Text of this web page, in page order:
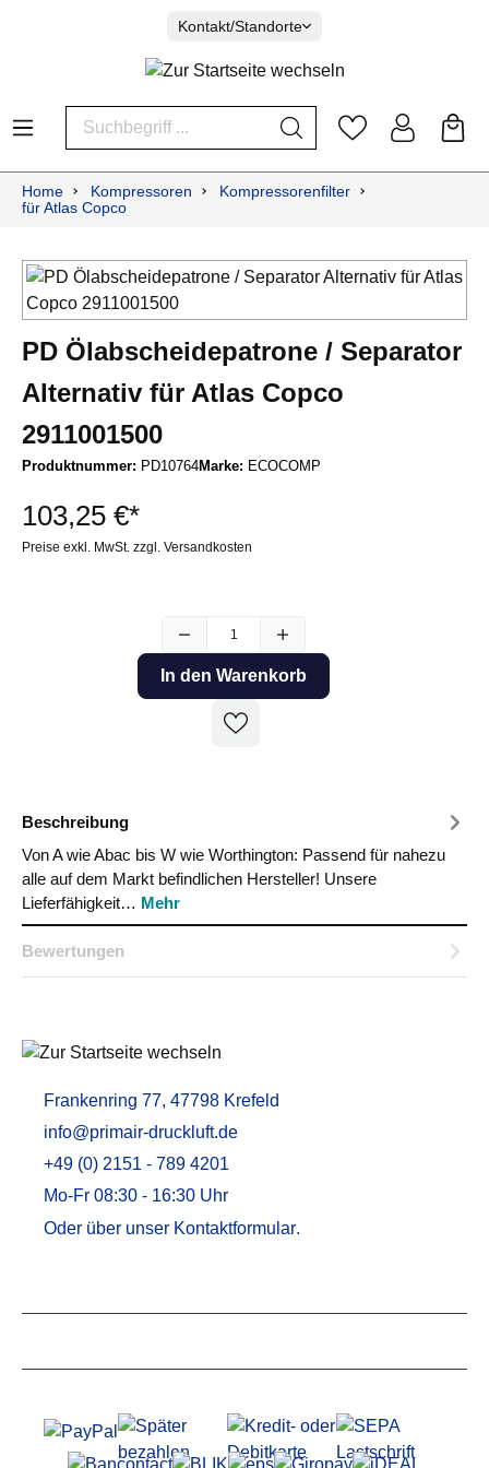
Kontakt/Standorte
Home Kompressoren
Kompressorenfilter
für Atlas Copco
PD Ölabscheidepatrone / Separator
Alternativ für Atlas Copco
2911001500
Produktnummer: PD10764Marke: ECOCOMP
103,25 €*
Preise exkl. MwSt. zzgl. Versandkosten
In den Warenkorb
Beschreibung
Von A wie Abac bis W wie Worthington: Passend für nahezu
alle auf dem Markt befindlichen Hersteller! Unsere
Lieferfähigkeit… Mehr
Bewertungen
Frankenring 77, 47798 Krefeld
info@primair-druckluft.de
+49 (0) 2151 - 789 4201
Mo-Fr 08:30 - 16:30 Uhr
Oder über unser Kontaktformular.